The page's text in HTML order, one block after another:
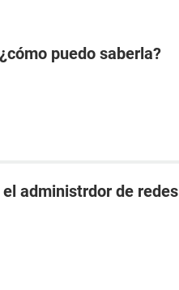
puedo saberla?
administrdor de redes